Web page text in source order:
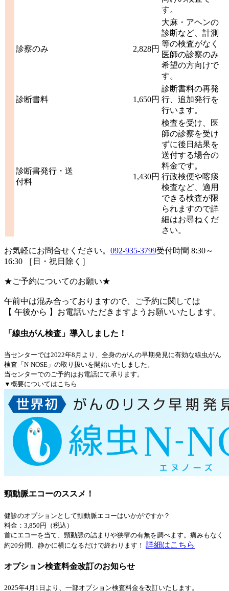
す。
診察のみ 2,828円
大麻・アヘンの
診断など、計測
等の検査がなく
医師の診察のみ
希望の方向けで
す。
診断書料 1,650円
診断書料の再発
行、追加発行を
行います。
診断書発行・送
付料
1,430円
検査を受け、医
師の診察を受け
ずに後日結果を
送付する場合の
料金です。
行政検便や喀痰
検査など、適用
できる検査が限
られますので詳
細はお尋ねくだ
さい。
お気軽にお問合せください。 092-935-3799受付時間 8:30～
16:30 ［日・祝日除く］
★ご予約についてのお願い★
午前中は混み合っておりますので、ご予約に関しては
【 午後から 】お電話いただきますようお願いいたします。
「線虫がん検査」導入しました！
当センターでは2022年8月より、全身のがんの早期発見に有効な線虫がん
検査「N-NOSE」の取り扱いを開始いたしました。
当センターでのご予約はお電話にて承ります。
▼概要についてはこちら
頸動脈エコーのススメ！
健診のオプションとして頸動脈エコーはいかがですか？
料金：3,850円（税込）
首にエコーを当て、頸動脈の詰まりや狭窄の有無を調べます。痛みもなく
約20分間、静かに横になるだけで終わります！ 詳細はこちら
オプション検査料金改訂のお知らせ
2025年4月1日より、一部オプション検査料金を改訂いたします。